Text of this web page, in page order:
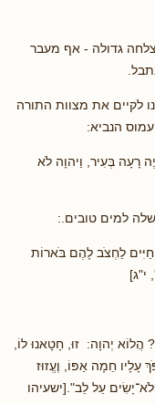
גדולה - אף מעבר
לקיים את מצוות התורה
הנביא:
רָעָה בְּעִיר, וַיהוָה לֹא
למים טובים.:
לַחְצֹב לָהֶם בֹּארוֹת
י"ג]
יְהוָה: זוּ, חָטָאנוּ לוֹ,
עָלָיו חֵמָה אַפּוֹ, וֶעֱזוּז
עַל לֵב".[ישעיהו